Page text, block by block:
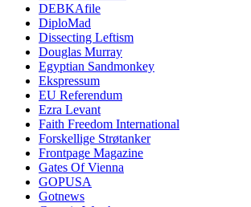
DEBKAfile
DiploMad
Dissecting Leftism
Douglas Murray
Egyptian Sandmonkey
Ekspressum
EU Referendum
Ezra Levant
Faith Freedom International
Forskellige Strøtanker
Frontpage Magazine
Gates Of Vienna
GOPUSA
Gotnews